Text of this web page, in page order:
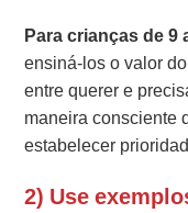
Para crianças de 9
ensiná-los o valor
entre querer e
maneira consciente
estabelecer
2) Use